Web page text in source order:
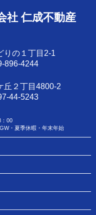
社 仁成不動産
りの１丁目2-1
896-4244
丘２丁目4800-2
44-5243
00
・夏季休暇・年末年始